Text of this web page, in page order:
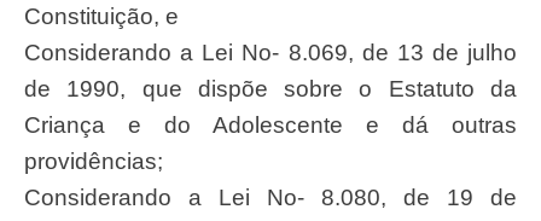
Constituição, e
Considerando a Lei No- 8.069, de 13 de julho
de 1990, que dispõe sobre o Estatuto da
Criança e do Adolescente e dá outras
providências;
Considerando a Lei No- 8.080, de 19 de